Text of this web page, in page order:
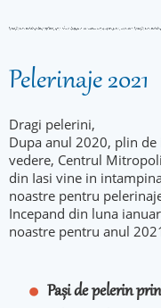
Pelerinaje 2021
Dragi pelerini,
Dupa anul 2020, plin
vedere, Centrul
din Iasi vine in
noastre pentru
Incepand din luna
noastre pentru anul
Pași de pelerin